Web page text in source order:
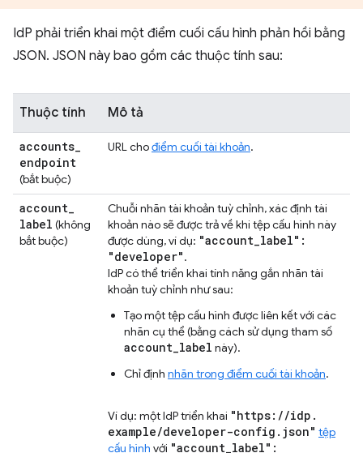
IdP phải triển khai một điểm cuối cấu hình phản hồi bằng
JSON. JSON này bao gồm các thuộc tính sau:
Thuộc tính Mô tả
accounts_
endpoint
(bắt buộc)
URL chođiểm cuối tài khoản.
account_
label (không
bắt buộc)
Chuỗi nhãn tài khoản tuỳ chỉnh, xác định tài
khoản nào sẽ được trả về khi tệp cấu hình này
được dùng, ví dụ: "account_label":
"developer".
IdP có thể triển khai tính năng gắn nhãn tài
khoản tuỳ chỉnh như sau:
Tạo một tệp cấu hình được liên kết với các
nhãn cụ thể (bằng cách sử dụng tham số
account_label này).
Chỉ định nhãn trong điểm cuối tài khoản.
Ví dụ: một IdP triển khai "https: //idp .
example/developer-config . json" tệp
cấu hình với "account_label":